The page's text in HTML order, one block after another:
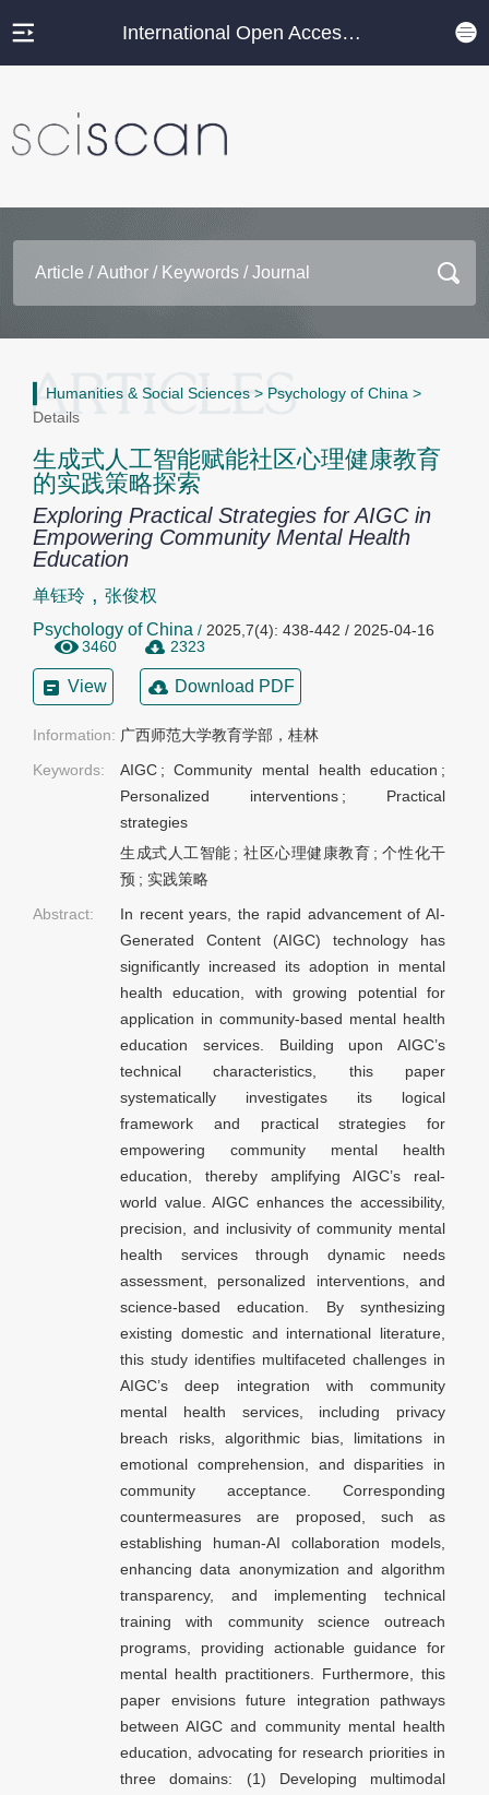
International Open Access Journal Platform
Humanities & Social Sciences > Psychology of China >
Details
生成式人工智能赋能社区心理健康教育
的实践策略探索
Exploring Practical Strategies for AIGC in
Empowering Community Mental Health
Education
单钰玲 , 张俊权
Psychology of China / 2025,7(4): 438-442 / 2025-04-16
3460
2323
View Download PDF
Information: 广西师范大学教育学部，桂林
Keywords:
AIGC ;Community mental health education ;
Personalized interventions ; Practical
strategies
生成式人工智能 ; 社区心理健康教育 ;个性化干
预 ; 实践策略
Abstract:
In recent years, the rapid advancement of AI-
Generated Content (AIGC) technology has
significantly increased its adoption in mental
health education, with growing potential for
application in community-based mental health
education services. Building upon AIGC’s
technical characteristics, this paper
systematically investigates its logical
framework and practical strategies for
empowering community mental health
education, thereby amplifying AIGC’s real-
world value. AIGC enhances the accessibility,
precision, and inclusivity of community mental
health services through dynamic needs
assessment, personalized interventions, and
science-based education. By synthesizing
existing domestic and international literature,
this study identifies multifaceted challenges in
AIGC’s deep integration with community
mental health services, including privacy
breach risks, algorithmic bias, limitations in
emotional comprehension, and disparities in
community acceptance. Corresponding
countermeasures are proposed, such as
establishing human-AI collaboration models,
enhancing data anonymization and algorithm
transparency, and implementing technical
training with community science outreach
programs, providing actionable guidance for
mental health practitioners. Furthermore, this
paper envisions future integration pathways
between AIGC and community mental health
education, advocating for research priorities in
three domains: (1) Developing multimodal